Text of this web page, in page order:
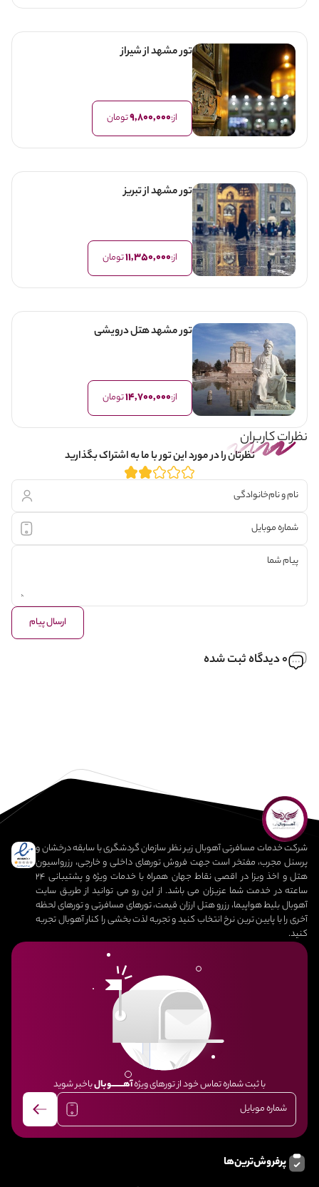
تور مشهد از شیراز
از:9,800,000تومان
تور مشهد از تبریز
از:11,350,000تومان
تور مشهد هتل درویشی
از:14,700,000تومان
نظرات کاربران
نظرتان را در مورد این تور با ما به اشتراک بگذارید
ارسال پیام
0 دیدگاه ثبت شده
شرکت خدمات مسافرتی آهوبال زیر نظر سازمان گردشگری با سابقه درخشان و
پرسنل مجرب، مفتخر است جهت فروش تورهای داخلی و خارجی، رزرواسیون
هتل و اخذ ویزا در اقصی نقاط جهان همراه با خدمات ویژه و پشتیبانی 24
ساعته در خدمت شما عزیزان می باشد. از این رو می توانید از طریق سایت
آهوبال بلیط هواپیما، رزرو هتل ارزان قیمت، تورهای مسافرتی و تورهای لحظه
آخری را با پایین ترین نرخ انتخاب کنید و تجربه لذت بخشی را کنار آهوبال تجربه
کنید.
با ثبت شماره تماس خود از تورهای ویژهآهــــــــوبالباخبر شوید
پرفروش‌ترین‌ها